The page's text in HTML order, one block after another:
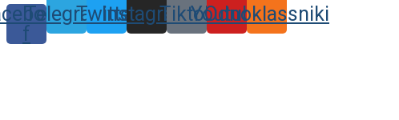
f
TelegramTwitter
Instagram
TiktokYoutube
Odnoklassniki